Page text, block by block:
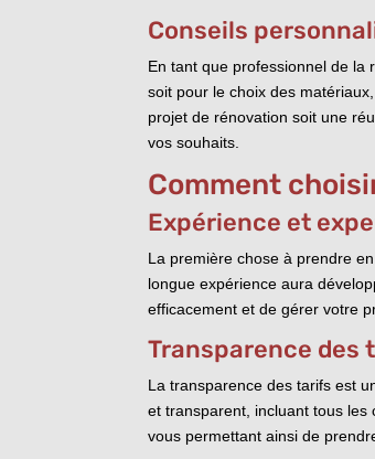
Conseils
En tant que professionnel de la
soit pour le choix des
projet de rénovation soit une
vos souhaits.
Comment
Expérience et
La première chose à prendre
longue expérience aura
efficacement et de gérer votre
Transparence des
La transparence des tarifs est
et transparent, incluant tous les
vous permettant ainsi de